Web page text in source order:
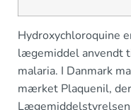
Hydroxychloroquine
lægemiddel anvendt
malaria. I Danmark
mærket Plaquenil,